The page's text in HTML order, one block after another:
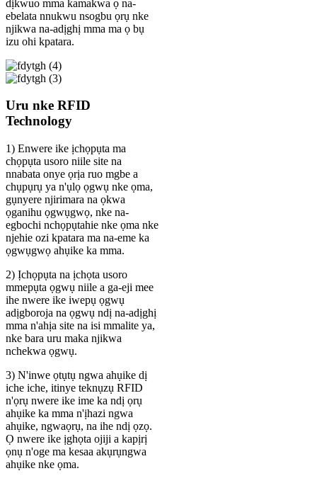
dịkwuo mma kamakwa ọ na-
ebelata nnukwu nsogbu ọrụ nke
njikwa na-adịghị mma ma ọ bụ
izu ohi kpatara.
Uru nke RFID
Technology
1) Enwere ike ịchọpụta ma
chọpụta usoro niile site na
nnabata onye ọrịa ruo mgbe a
chụpụrụ ya n'ụlọ ọgwụ nke ọma,
gụnyere njirimara na ọkwa
ọganihu ọgwụgwọ, nke na-
egbochi nchọpụtahie nke ọma nke
njehie ozi kpatara ma na-eme ka
ọgwụgwọ ahụike ka mma.
2) Ịchọpụta na ịchọta usoro
mmepụta ọgwụ niile a ga-eji mee
ihe nwere ike iwepụ ọgwụ
adịgboroja na ọgwụ ndị na-adịghị
mma n'ahịa site na isi mmalite ya,
nke bara uru maka njikwa
nchekwa ọgwụ.
3) N'inwe ọtụtụ ngwa ahụike dị
iche iche, itinye teknụzụ RFID
n'ọrụ nwere ike ime ka ndị ọrụ
ahụike ka mma n'ịhazi ngwa
ahụike, ngwaọrụ, na ihe ndị ọzọ.
Ọ nwere ike ịghọta ojiji a kapịrị
ọnụ n'oge ma kesaa akụrụngwa
ahụike nke ọma.